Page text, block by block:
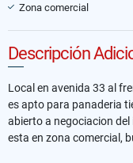
Zona comercial
Descripción
Local en avenida 33 al
es apto para panaderia
abierto a negociacion
esta en zona comercial,